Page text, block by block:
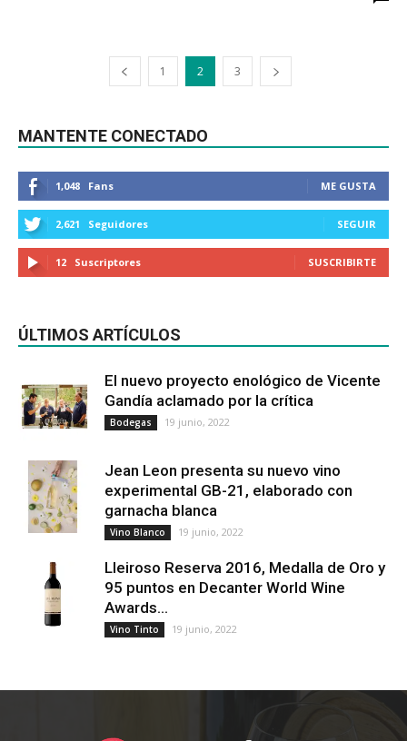
1 2 3
MANTENTE CONECTADO
1,048 Fans ME GUSTA
2,621 Seguidores SEGUIR
12 Suscriptores SUSCRIBIRTE
ÚLTIMOS ARTÍCULOS
El nuevo proyecto enológico de Vicente
Gandía aclamado por la crítica
Bodegas 19 junio, 2022
Jean Leon presenta su nuevo vino
experimental GB-21, elaborado con
garnacha blanca
Vino Blanco 19 junio, 2022
Lleiroso Reserva 2016, Medalla de Oro y
95 puntos en Decanter World Wine
Awards...
Vino Tinto 19 junio, 2022